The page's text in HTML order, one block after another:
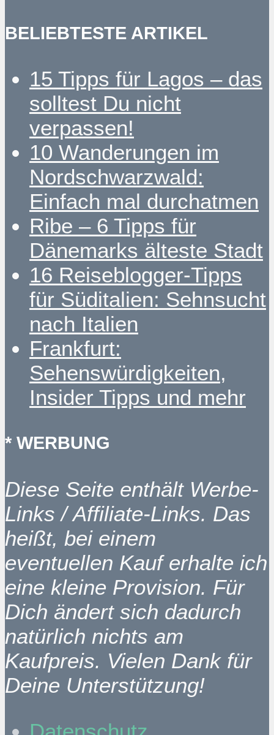
BELIEBTESTE ARTIKEL
15 Tipps für Lagos – das
solltest Du nicht
verpassen!
10 Wanderungen im
Nordschwarzwald:
Einfach mal durchatmen
Ribe – 6 Tipps für
Dänemarks älteste Stadt
16 Reiseblogger-Tipps
für Süditalien: Sehnsucht
nach Italien
Frankfurt:
Sehenswürdigkeiten,
Insider Tipps und mehr
* WERBUNG
Diese Seite enthält Werbe-
Links / Affiliate-Links. Das
heißt, bei einem
eventuellen Kauf erhalte ich
eine kleine Provision. Für
Dich ändert sich dadurch
natürlich nichts am
Kaufpreis. Vielen Dank für
Deine Unterstützung!